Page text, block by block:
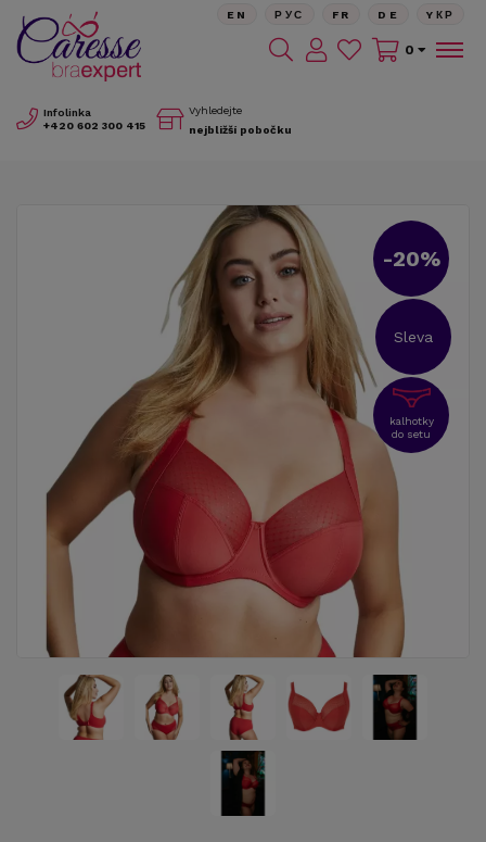
Infolinka
+420 602 300 415
Vyhledejte
nejbližší pobočku
EN РУС FR DE YКР
0
-20%
Sleva
kalhotky
do setu